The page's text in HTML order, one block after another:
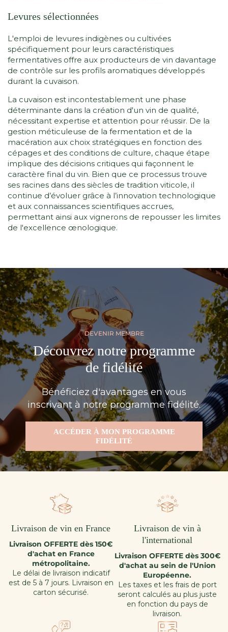
Levures sélectionnées
L'emploi de levures indigènes ou cultivées
spécifiquement pour leurs caractéristiques
fermentatives offre aux producteurs de vin davantage
de contrôle sur les profils aromatiques développés
durant la cuvaison.
La cuvaison est incontestablement une phase
déterminante dans la création d'un vin de qualité,
nécessitant expertise et attention pour réussir. De la
gestion méticuleuse de la fermentation et de la
macération aux choix stratégiques en fonction des
cépages et des conditions de culture, chaque étape
implique des décisions critiques qui façonnent le
caractère final du vin. Bien que ce processus trouve
ses racines dans des siècles de tradition viticole, il
continue d’évoluer grâce à l’innovation technologique
et aux connaissances scientifiques accrues,
permettant ainsi aux vignerons de repousser les limites
de l'excellence œnologique.
DEVENIR MEMBRE
Découvrez notre programme
de fidélité
Bénéficiez d'avantages en vous
inscrivant à notre programme fidélité.
ACCÉDER À MON PROGRAMME
FIDÉLITÉ
Livraison de vin en France
Livraison OFFERTE dès 150€
d'achat en France
métropolitaine.
Le délai de livraison indicatif
est de 5 à 7 jours. Livraison en
carton sécurisé.
Livraison de vin à
l'international
Livraison OFFERTE dès 300€
d'achat au sein de l'Union
Européenne.
Les taxes et les frais de port
seront calculés au plus juste
en fonction du pays de
livraison.